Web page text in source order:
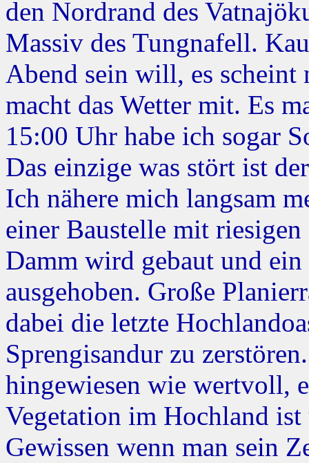
den Nordrand des
Massiv des Tungnafell.
Abend sein will, es scheint
macht das Wetter mit. Es
15:00 Uhr habe ich sogar
Das einzige was stört ist
Ich nähere mich langsam
einer Baustelle mit
Damm wird gebaut und
ausgehoben. Große
dabei die letzte
Sprengisandur zu
hingewiesen wie wertvoll,
Vegetation im Hochland ist
Gewissen wenn man sein